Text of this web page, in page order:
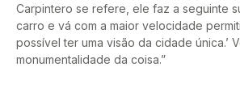
Carpintero se refere, ele faz a seguinte
carro e vá com a maior velocidade
possível ter uma visão da cidade única.’
monumentalidade da coisa.”